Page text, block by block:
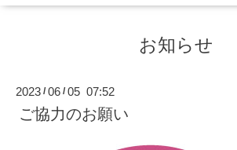
お知らせ
2023 /06 /05 07:52
ご協力のお願い